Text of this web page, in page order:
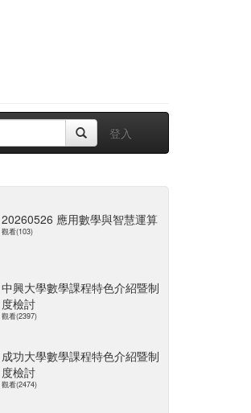
登入
20260526 應用數學與智慧運算
觀看(103)
中興大學數學課程特色介紹暨制
度檢討
觀看(2397)
成功大學數學課程特色介紹暨制
度檢討
觀看(2474)